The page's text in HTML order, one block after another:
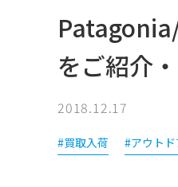
をご紹介
2018.12.17
#買取入荷 #アウト